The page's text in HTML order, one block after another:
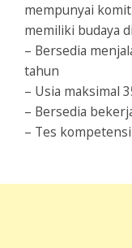
mempunyai
memiliki budaya
– Bersedia
tahun
– Usia maksimal
– Bersedia
– Tes